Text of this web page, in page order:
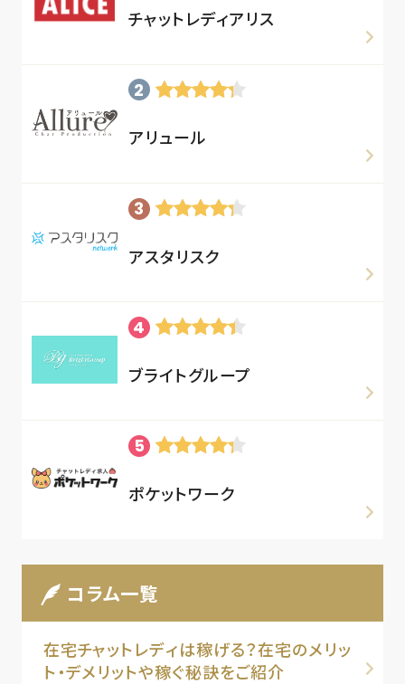
チャットレディアリス
アリュール
アスタリスク
ブライトグループ
ポケットワーク
コラム一覧
在宅チャットレディは稼げる？在宅のメリッ
ト・デメリットや稼ぐ秘訣をご紹介